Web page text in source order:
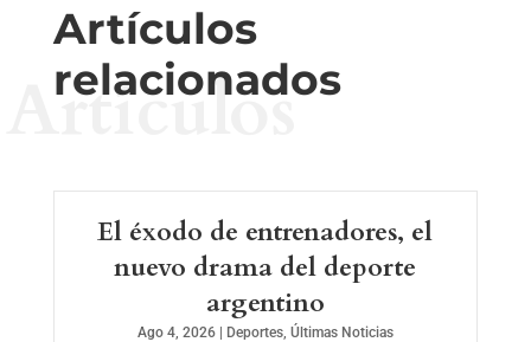
Artículos
relacionados
Artículos
El éxodo de entrenadores, el
nuevo drama del deporte
argentino
Ago 4, 2026| Deportes, Últimas Noticias